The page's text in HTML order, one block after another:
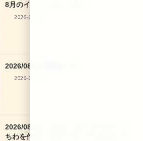
8月のイベントカレンダー
2026-07-30
2026/08/28 体操きっず
2026-07-30
2026/08/03 なでしこきっず サマーう
ちわを作ろう♪＆アイスパフェを作って